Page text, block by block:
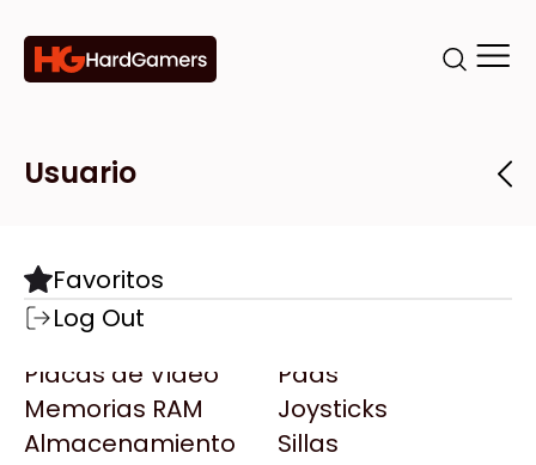
Categorías
Componentes
Motherboards
Microprocesadores
Placas de Video
Memorias RAM
Almacenamiento
Pads
Joysticks
Sillas
Marcas
Todas las Marcas
AMD
AULA
Acer
Tiendas
Destacadas
Usuario
Favoritos
Log Out